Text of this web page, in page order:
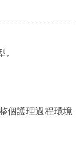
個護理過程環境